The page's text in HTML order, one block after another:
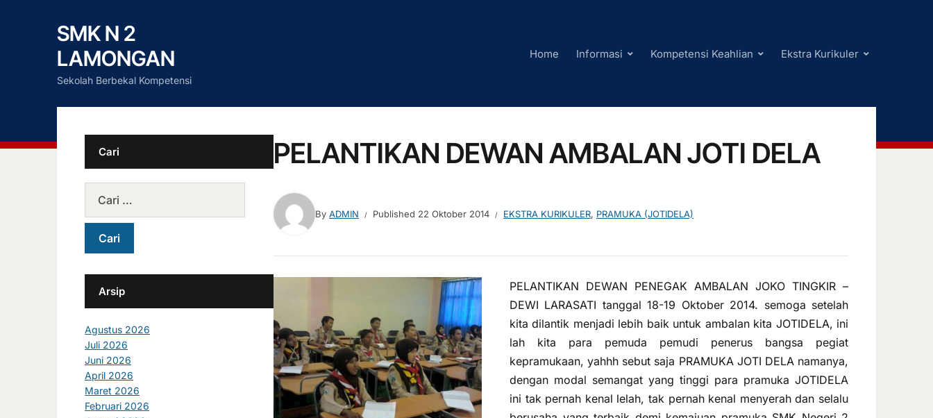
SMK N 2
LAMONGAN
Sekolah Berbekal Kompetensi
Home Informasi Kompetensi Keahlian Ekstra Kurikuler
PELANTIKAN DEWAN AMBALAN JOTI DELA
By ADMIN Published 22 Oktober 2014 EKSTRA KURIKULER, PRAMUKA (JOTIDELA)
PELANTIKAN DEWAN PENEGAK AMBALAN JOKO TINGKIR –
DEWI LARASATI tanggal 18-19 Oktober 2014. semoga setelah
kita dilantik menjadi lebih baik untuk ambalan kita JOTIDELA, ini
lah kita para pemuda pemudi penerus bangsa pegiat
kepramukaan, yahhh sebut saja PRAMUKA JOTI DELA namanya,
dengan modal semangat yang tinggi para pramuka JOTIDELA
ini tak pernah kenal lelah, tak pernah kenal menyerah dan selalu
Cari
Arsip
Agustus 2026
Juli 2026
Juni 2026
April 2026
Maret 2026
Februari 2026